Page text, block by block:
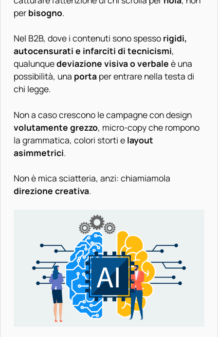
per bisogno.
Nel B2B, dove i contenuti sono spesso rigidi,
autocensurati e infarciti di tecnicismi,
qualunquedeviazione visiva o verbale è una
possibilità, una porta per entrare nella testa di
chi legge.
Non a caso crescono le campagne con design
volutamente grezzo, micro-copy che rompono
la grammatica, colori storti e layout
asimmetrici.
Non è mica sciatteria, anzi: chiamiamola
direzione creativa.